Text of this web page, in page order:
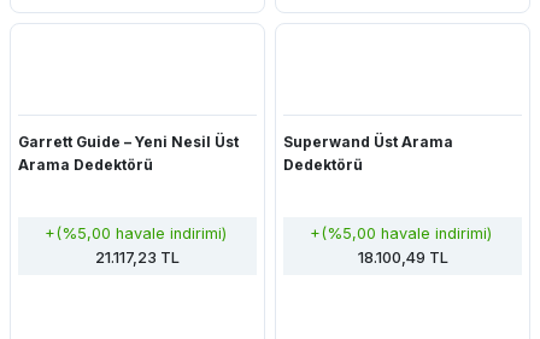
Garrett Guide – Yeni Nesil Üst
Arama Dedektörü
+(%5,00 havale indirimi)
21.117,23 TL
Superwand Üst Arama
Dedektörü
+(%5,00 havale indirimi)
18.100,49 TL